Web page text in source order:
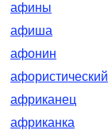
афины
афиша
афонин
афористический
африканец
африканка